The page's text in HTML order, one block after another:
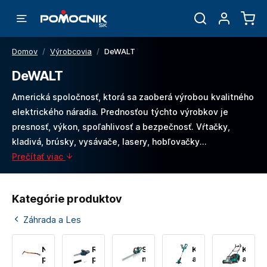
Domov / Výrobcovia / DeWALT
DeWALT
Americká spoločnosť, ktorá sa zaoberá výrobou kvalitného
elektrického náradia. Prednosťou týchto výrobkov je
presnosť, výkon, spoľahlivosť a bezpečnosť. Vŕtačky,
kladivá, brúsky, vysávače, lasery, hobľovačky...
Prečítať viac
Kategórie produktov
Záhrada a Les
Náradie
pre
Reťazové
píly
Stroje
na
Krovinorezy
a
a